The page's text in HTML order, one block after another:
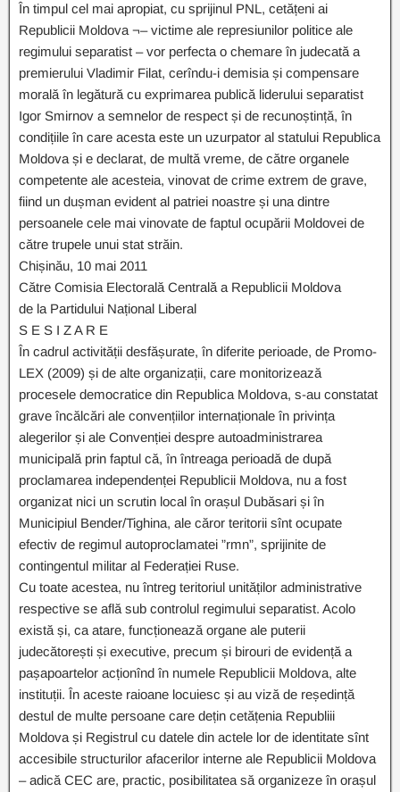
În timpul cel mai apropiat, cu sprijinul PNL, cetățeni ai
Republicii Moldova ¬– victime ale represiunilor politice ale
regimului separatist – vor perfecta o chemare în judecată a
premierului Vladimir Filat, cerîndu-i demisia și compensare
morală în legătură cu exprimarea publică liderului separatist
Igor Smirnov a semnelor de respect și de recunoștință, în
condițiile în care acesta este un uzurpator al statului Republica
Moldova și e declarat, de multă vreme, de către organele
competente ale acesteia, vinovat de crime extrem de grave,
fiind un dușman evident al patriei noastre și una dintre
persoanele cele mai vinovate de faptul ocupării Moldovei de
către trupele unui stat străin.
Chișinău, 10 mai 2011
Către Comisia Electorală Centrală a Republicii Moldova
de la Partidului Național Liberal
S E S I Z A R E
În cadrul activității desfășurate, în diferite perioade, de Promo-
LEX (2009) și de alte organizații, care monitorizează
procesele democratice din Republica Moldova, s-au constatat
grave încălcări ale convențiilor internaționale în privința
alegerilor și ale Convenției despre autoadministrarea
municipală prin faptul că, în întreaga perioadă de după
proclamarea independenței Republicii Moldova, nu a fost
organizat nici un scrutin local în orașul Dubăsari și în
Municipiul Bender/Tighina, ale căror teritorii sînt ocupate
efectiv de regimul autoproclamatei ”rmn”, sprijinite de
contingentul militar al Federației Ruse.
Cu toate acestea, nu întreg teritoriul unităților administrative
respective se află sub controlul regimului separatist. Acolo
există și, ca atare, funcționează organe ale puterii
judecătorești și executive, precum și birouri de evidență a
pașapoartelor acționînd în numele Republicii Moldova, alte
instituții. În aceste raioane locuiesc și au viză de reședință
destul de multe persoane care dețin cetățenia Republiii
Moldova și Registrul cu datele din actele lor de identitate sînt
accesibile structurilor afacerilor interne ale Republicii Moldova
– adică CEC are, practic, posibilitatea să organizeze în orașul